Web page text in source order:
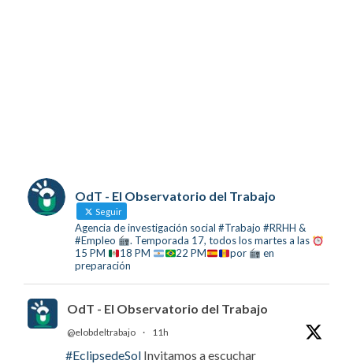
OdT - El Observatorio del Trabajo
Seguir
Agencia de investigación social #Trabajo #RRHH &
#Empleo
. Temporada 17, todos los martes a las
15 PM
18 PM 22 PM por
en
preparación
OdT - El Observatorio del Trabajo
@elobdeltrabajo · 11h
#EclipsedeSol Invitamos a escuchar